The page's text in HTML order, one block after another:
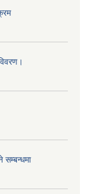
सम्बन्धमा